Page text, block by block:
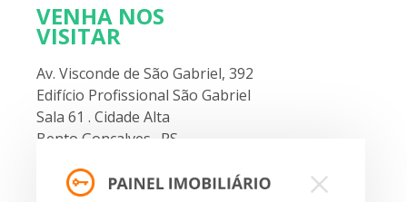
VENHA NOS
VISITAR
Av. Visconde de São Gabriel, 392
Edifício Profissional São Gabriel
Sala 61 . Cidade Alta
Bento Gonçalves . RS
FALE